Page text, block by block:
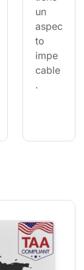
un
aspec
to
impe
cable
.